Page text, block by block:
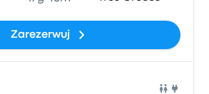
Zarezerwuj